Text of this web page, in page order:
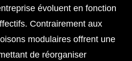
évoluent en fonction
Contrairement aux
modulaires offrent une
de réorganiser